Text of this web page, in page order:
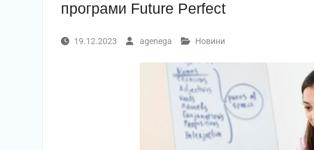
програми Future Perfect
19.12.2023 agenega Новини